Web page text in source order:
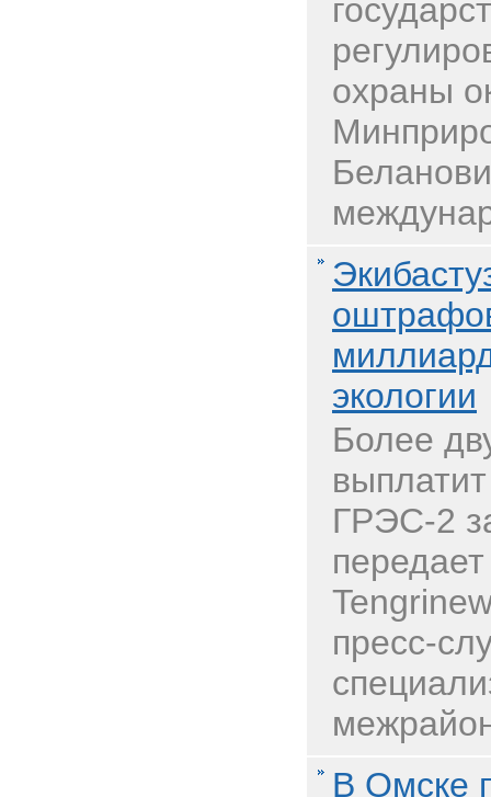
охраны
экологии
Более
ГРЭС-2
пресс-
В Омске